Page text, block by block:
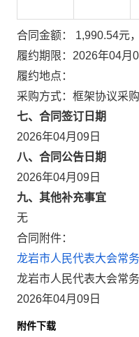
合同金额： 1,990.54元
履约期限：2026年04月
履约地点：
采购方式：框架协议采购
七、合同签订日期
2026年04月09日
八、合同公告日期
2026年04月09日
九、其他补充事宜
无
合同附件：
龙岩市人民代表大会常
龙岩市人民代表大会常
2026年04月09日
附件下载